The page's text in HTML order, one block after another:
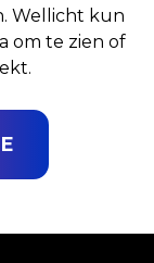
Wellicht kun
om te zien of